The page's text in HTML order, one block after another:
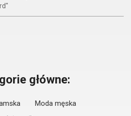
główne:
Moda męska